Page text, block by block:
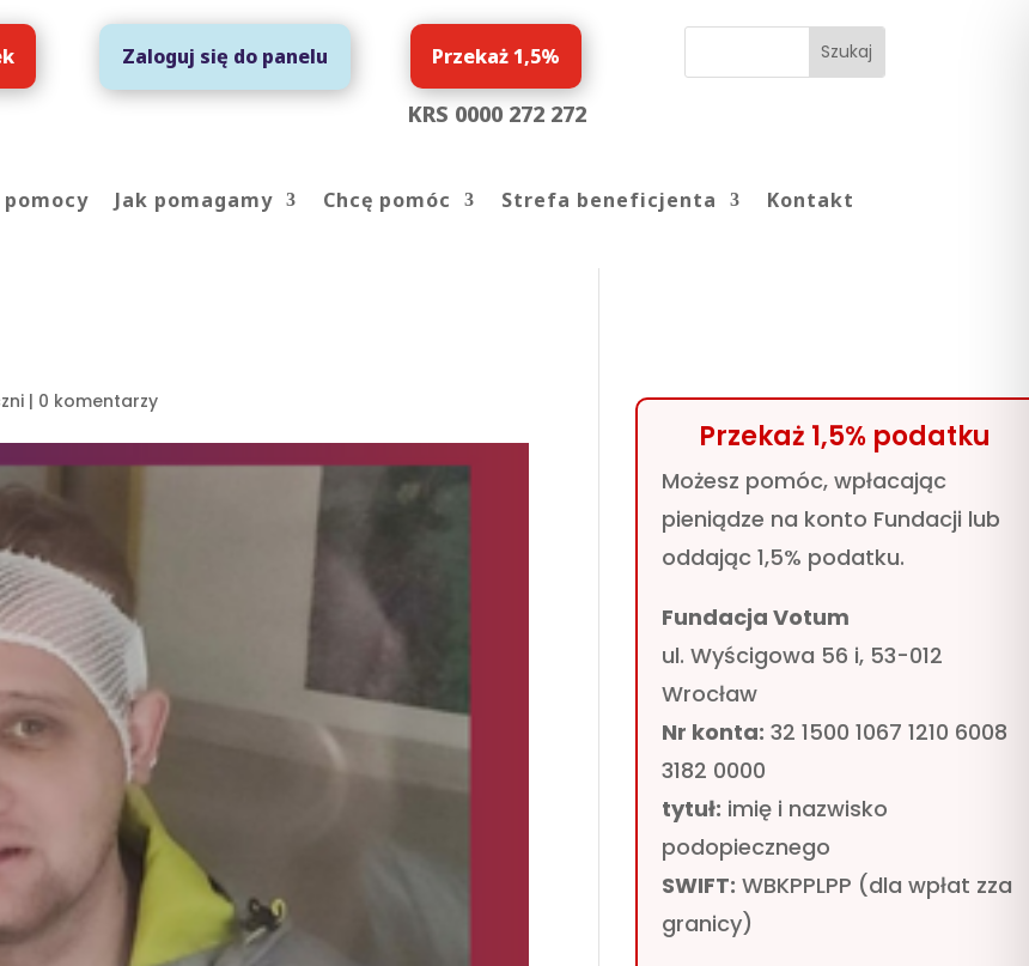
Zaloguj się do panelu Przekaż 1,5%
KRS 0000 272 272
pomocy Jak pomagamy Chcę pomóc Strefa beneficjenta Kontakt
| 0 komentarzy
Przekaż 1,5% podatku
Możesz pomóc, wpłacając
pieniądze na konto Fundacji lub
oddając 1,5% podatku.
Fundacja Votum
ul. Wyścigowa 56 i, 53-012
Wrocław
Nr konta: 32 1500 1067 1210 6008
3182 0000
tytuł: imię i nazwisko
podopiecznego
SWIFT: WBKPPLPP (dla wpłat zza
granicy)